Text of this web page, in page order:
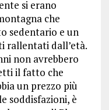
si erano
che
sedentario e un
rallentati dall’età.
non avrebbero
il fatto che
un prezzo più
soddisfazioni, è